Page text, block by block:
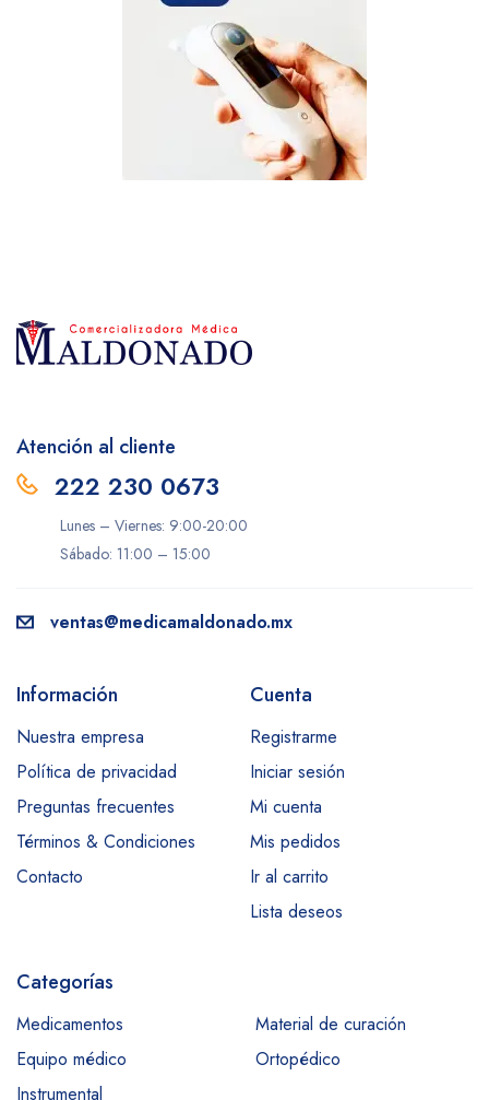
Atención al cliente
222 230 0673
Lunes – Viernes: 9:00-20:00
Sábado: 11:00 – 15:00
ventas@medicamaldonado.mx
Información
Nuestra empresa
Política de privacidad
Preguntas frecuentes
Términos & Condiciones
Contacto
Cuenta
Registrarme
Iniciar sesión
Mi cuenta
Mis pedidos
Ir al carrito
Lista deseos
Categorías
Medicamentos
Material de curación
Equipo médico
Ortopédico
Instrumental